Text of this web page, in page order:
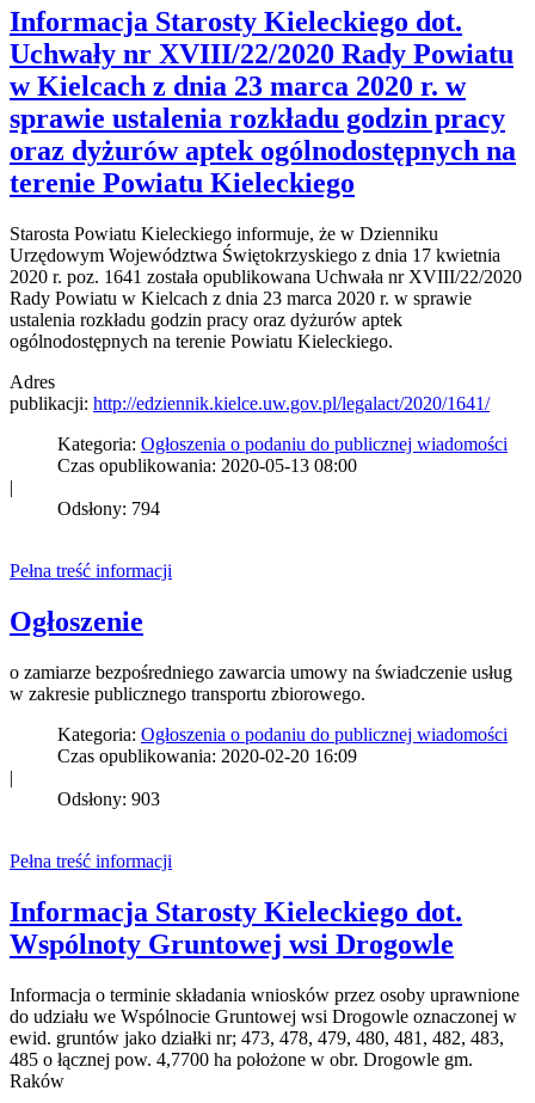
Informacja Starosty Kieleckiego dot.
Uchwały nr XVIII/22/2020 Rady Powiatu
w Kielcach z dnia 23 marca 2020 r. w
sprawie ustalenia rozkładu godzin pracy
oraz dyżurów aptek ogólnodostępnych na
terenie Powiatu Kieleckiego
Starosta Powiatu Kieleckiego informuje, że w Dzienniku
Urzędowym Województwa Świętokrzyskiego z dnia 17 kwietnia
2020 r. poz. 1641 została opublikowana Uchwała nr XVIII/22/2020
Rady Powiatu w Kielcach z dnia 23 marca 2020 r. w sprawie
ustalenia rozkładu godzin pracy oraz dyżurów aptek
ogólnodostępnych na terenie Powiatu Kieleckiego.
Adres
publikacji: http://edziennik.kielce.uw.gov.pl/legalact/2020/1641/
Kategoria: Ogłoszenia o podaniu do publicznej wiadomości
Czas opublikowania: 2020-05-13 08:00
|
Odsłony: 794
Pełna treść informacji
Ogłoszenie
o zamiarze bezpośredniego zawarcia umowy na świadczenie usług
w zakresie publicznego transportu zbiorowego.
Kategoria: Ogłoszenia o podaniu do publicznej wiadomości
Czas opublikowania: 2020-02-20 16:09
|
Odsłony: 903
Pełna treść informacji
Informacja Starosty Kieleckiego dot.
Wspólnoty Gruntowej wsi Drogowle
Informacja o terminie składania wniosków przez osoby uprawnione
do udziału we Wspólnocie Gruntowej wsi Drogowle oznaczonej w
ewid. gruntów jako działki nr; 473, 478, 479, 480, 481, 482, 483,
485 o łącznej pow. 4,7700 ha położone w obr. Drogowle gm.
Raków